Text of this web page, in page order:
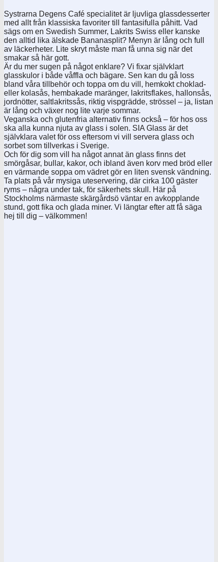
Systrarna Degens Café specialitet är ljuvliga glassdesserter
med allt från klassiska favoriter till fantasifulla påhitt. Vad
sägs om en Swedish Summer, Lakrits Swiss eller kanske
den alltid lika älskade Bananasplit? Menyn är lång och full
av läckerheter. Lite skryt måste man få unna sig när det
smakar så här gott.
Är du mer sugen på något enklare? Vi fixar självklart
glasskulor i både våffla och bägare. Sen kan du gå loss
bland våra tillbehör och toppa om du vill, hemkokt choklad-
eller kolasås, hembakade maränger, lakritsflakes, hallonsås,
jordnötter, saltlakritssås, riktig vispgrädde, strössel – ja, listan
är lång och växer nog lite varje sommar.
Veganska och glutenfria alternativ finns också – för hos oss
ska alla kunna njuta av glass i solen. SIA Glass är det
självklara valet för oss eftersom vi vill servera glass och
sorbet som tillverkas i Sverige.
Och för dig som vill ha något annat än glass finns det
smörgåsar, bullar, kakor, och ibland även korv med bröd eller
en värmande soppa om vädret gör en liten svensk vändning.
Ta plats på vår mysiga uteservering, där cirka 100 gäster
ryms – några under tak, för säkerhets skull. Här på
Stockholms närmaste skärgårdsö väntar en avkopplande
stund, gott fika och glada miner. Vi längtar efter att få säga
hej till dig – välkommen!